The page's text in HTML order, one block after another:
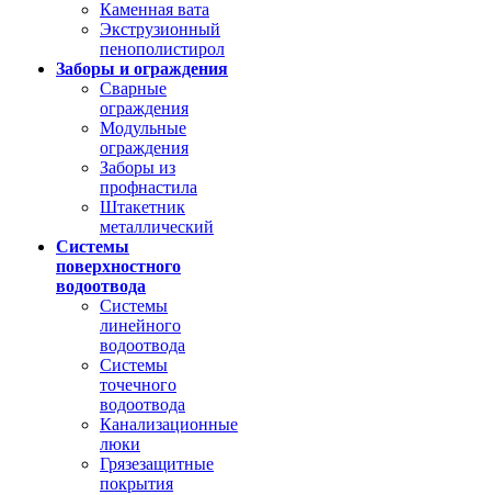
Каменная вата
Экструзионный
пенополистирол
Заборы и ограждения
Сварные
ограждения
Модульные
ограждения
Заборы из
профнастила
Штакетник
металлический
Системы
поверхностного
водоотвода
Системы
линейного
водоотвода
Системы
точечного
водоотвода
Канализационные
люки
Грязезащитные
покрытия